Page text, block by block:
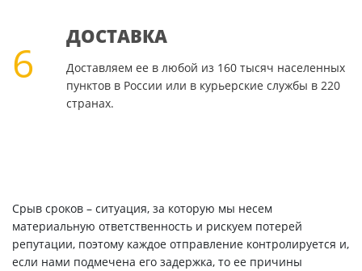
6
ДОСТАВКА
Доставляем ее в любой из 160 тысяч населенных
пунктов в России или в курьерские службы в 220
странах.
Срыв сроков – ситуация, за которую мы несем
материальную ответственность и рискуем потерей
репутации, поэтому каждое отправление контролируется и,
если нами подмечена его задержка, то ее причины